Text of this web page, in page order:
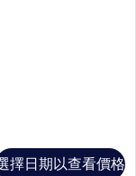
擇日期以查看價格